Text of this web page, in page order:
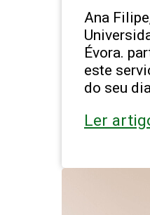
Ana
Évora.
este
do seu
Ler